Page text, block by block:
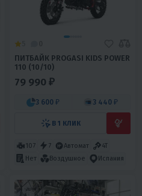
ПИТБАЙК PROGASI KIDS POWER
110 (10/10)
79 990 ₽
3 600 ₽ 3 440 ₽
В 1 КЛИК
107 7 Автомат
4T
Нет
Воздушное Испания